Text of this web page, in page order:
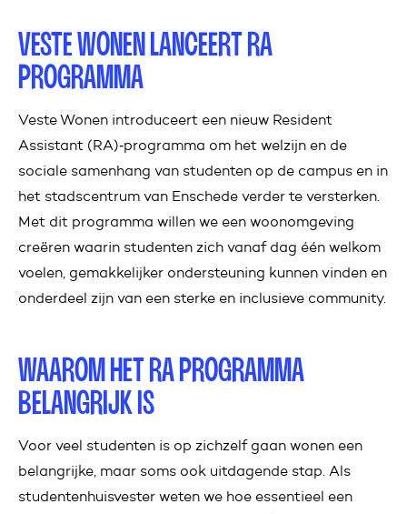
VESTE WONEN LANCEERT RA
PROGRAMMA
Veste Wonen introduceert een nieuw Resident
Assistant (RA)‑programma om het welzijn en de
sociale samenhang van studenten op de campus en in
het stadscentrum van Enschede verder te versterken.
Met dit programma willen we een woonomgeving
creëren waarin studenten zich vanaf dag één welkom
voelen, gemakkelijker ondersteuning kunnen vinden en
onderdeel zijn van een sterke en inclusieve community.
WAAROM HET RA PROGRAMMA
BELANGRIJK IS
Voor veel studenten is op zichzelf gaan wonen een
belangrijke, maar soms ook uitdagende stap. Als
studentenhuisvester weten we hoe essentieel een